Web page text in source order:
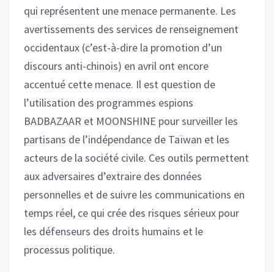
qui représentent une menace permanente. Les
avertissements des services de renseignement
occidentaux (c’est-à-dire la promotion d’un
discours anti-chinois) en avril ont encore
accentué cette menace. Il est question de
l’utilisation des programmes espions
BADBAZAAR et MOONSHINE pour surveiller les
partisans de l’indépendance de Taïwan et les
acteurs de la société civile. Ces outils permettent
aux adversaires d’extraire des données
personnelles et de suivre les communications en
temps réel, ce qui crée des risques sérieux pour
les défenseurs des droits humains et le
processus politique.